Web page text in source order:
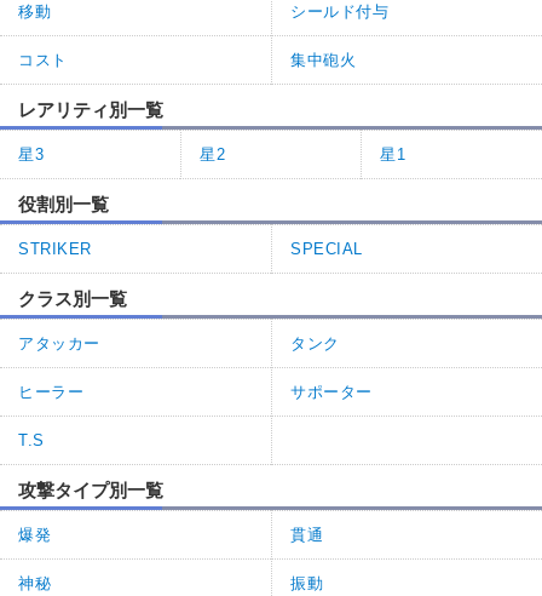
移動 シールド付与
コスト 集中砲火
レアリティ別一覧
星3 星2 星1
役割別一覧
STRIKER SPECIAL
クラス別一覧
アタッカー タンク
ヒーラー サポーター
T.S
攻撃タイプ別一覧
爆発 貫通
神秘 振動